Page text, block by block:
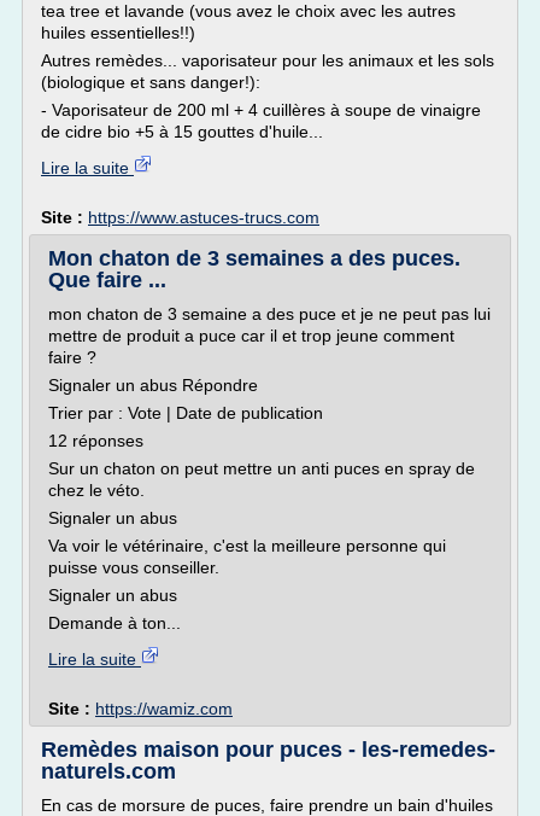
tea tree et lavande (vous avez le choix avec les autres
huiles essentielles!!)
Autres remèdes... vaporisateur pour les animaux et les sols
(biologique et sans danger!):
- Vaporisateur de 200 ml + 4 cuillères à soupe de vinaigre
de cidre bio +5 à 15 gouttes d'huile...
Lire la suite
Site : https://www.astuces-trucs.com
Mon chaton de 3 semaines a des puces.
Que faire ...
mon chaton de 3 semaine a des puce et je ne peut pas lui
mettre de produit a puce car il et trop jeune comment
faire ?
Signaler un abus Répondre
Trier par : Vote | Date de publication
12 réponses
Sur un chaton on peut mettre un anti puces en spray de
chez le véto.
Signaler un abus
Va voir le vétérinaire, c'est la meilleure personne qui
puisse vous conseiller.
Signaler un abus
Demande à ton...
Lire la suite
Site : https://wamiz.com
Remèdes maison pour puces - les-remedes-
naturels.com
En cas de morsure de puces, faire prendre un bain d'huiles